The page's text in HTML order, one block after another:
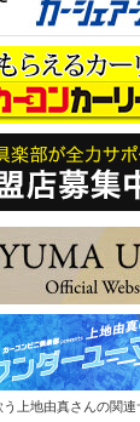
上地由真さんの関連